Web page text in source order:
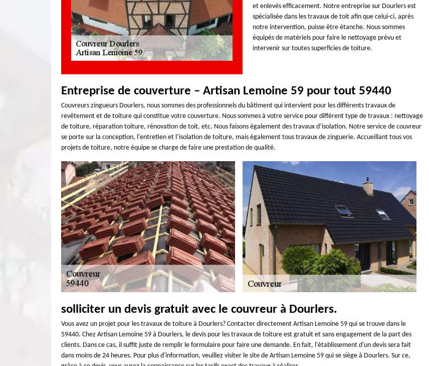
et enlevés efficacement. Notre entreprise sur Dourlers est
spécialisée dans les travaux de toit afin que celui-ci, après
notre intervention, puisse être étanche. Nous sommes
équipés de matériels pour faire le nettoyage prévu et
intervenir sur toutes superficies de toiture.
Entreprise de couverture – Artisan Lemoine 59 pour tout 59440
Couvreurs zingueurs Dourlers, nous sommes des professionnels du bâtiment qui intervient pour les différents travaux de
revêtement et de toiture qui constitue votre couverture. Nous sommes à votre service pour différent type de travaux : nettoyage
de toiture, réparation toiture, rénovation de toit, etc. Nous faisons également des travaux d’isolation. Notre service de couvreur
se porte sur la conception, l'entretien et l’isolation de toiture, mais également tous travaux de zinguerie. Accueillant tous vos
projets de toiture, notre équipe se charge de faire une prestation de qualité.
solliciter un devis gratuit avec le couvreur à Dourlers.
Vous avez un projet pour les travaux de toiture à Dourlers? Contacter directement Artisan Lemoine 59 qui se trouve dans le
59440. Chez Artisan Lemoine 59 à Dourlers, le devis pour les travaux de toiture est gratuit et sans engagement de la part des
clients. Dans ce cas, il suffit juste de remplir le formulaire pour faire une demande. En fait, l'établissement d'un devis sera fait
dans moins de 24 heures. Pour plus d'information, veuillez visiter le site de Artisan Lemoine 59 qui se siège à Dourlers. Sur ce,